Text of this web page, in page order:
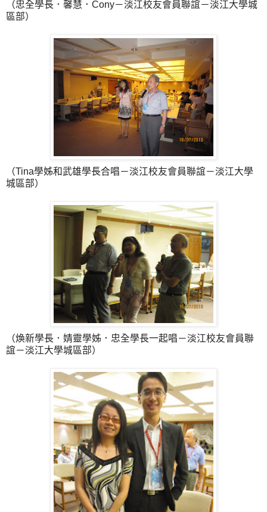
（忠全學長．馨慧．Cony－淡江校友會員聯誼－淡江大學城
區部）
（Tina學姊和武雄學長合唱－淡江校友會員聯誼－淡江大學
城區部）
（煥新學長．婧靈學姊．忠全學長一起唱－淡江校友會員聯
誼－淡江大學城區部）